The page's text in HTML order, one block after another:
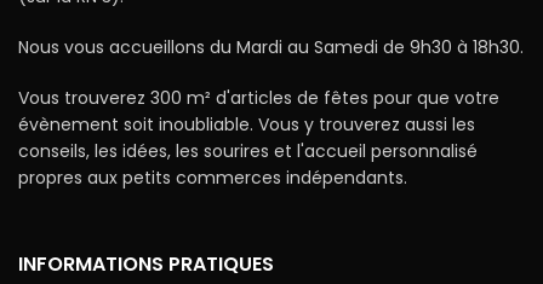
Nous vous accueillons du Mardi au Samedi de 9h30 à 18h30.
Vous trouverez 300 m² d'articles de fêtes pour que votre
évènement soit inoubliable. Vous y trouverez aussi les
conseils, les idées, les sourires et l'accueil personnalisé
propres aux petits commerces indépendants.
INFORMATIONS PRATIQUES